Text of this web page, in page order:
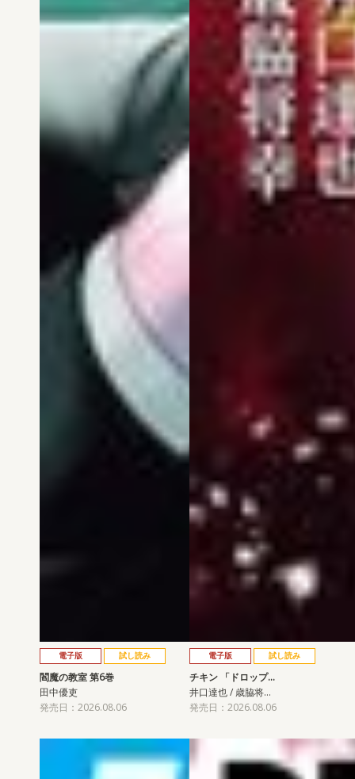
電子版 試し読み
閻魔の教室 第6巻
田中優吏
発売日：2026.08.06
電子版 試し読み
チキン 「ドロップ…
井口達也 / 歳脇将…
発売日：2026.08.06